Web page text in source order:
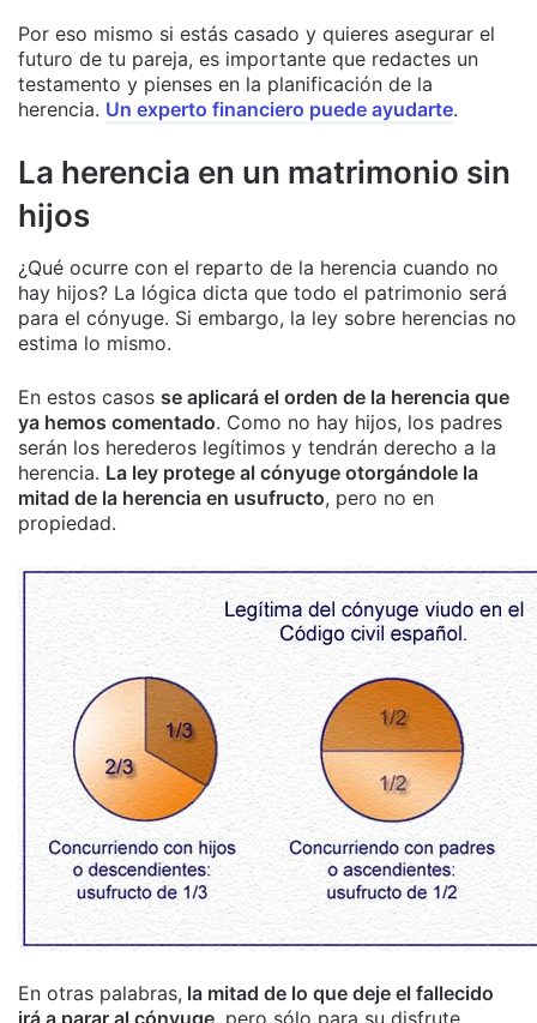
Por eso mismo si estás casado y quieres asegurar el
futuro de tu pareja, es importante que redactes un
testamento y pienses en la planificación de la
herencia. Un experto financiero puede ayudarte.
La herencia en un matrimonio sin
hijos
¿Qué ocurre con el reparto de la herencia cuando no
hay hijos? La lógica dicta que todo el patrimonio será
para el cónyuge. Si embargo, la ley sobre herencias no
estima lo mismo.
En estos casos se aplicará el orden de la herencia que
ya hemos comentado. Como no hay hijos, los padres
serán los herederos legítimos y tendrán derecho a la
herencia. La ley protege al cónyuge otorgándole la
mitad de la herencia en usufructo, pero no en
propiedad.
En otras palabras, la mitad de lo que deje el fallecido
irá a parar al cónyuge, pero sólo para su disfrute